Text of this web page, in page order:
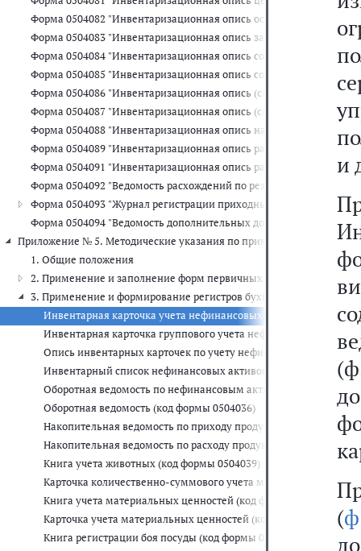
Форма 0504082 "Инвентаризационная опись остатков на счетах
Форма 0504083 "Инвентаризационная опись задолженности по
Форма 0504084 "Инвентаризационная опись состояния
Форма 0504085 "Инвентаризационная опись состояния
Форма 0504086 "Инвентаризационная опись (сличительная
Форма 0504087 "Инвентаризационная опись (сличительная
Форма 0504088 "Инвентаризационная опись наличных денежных
Форма 0504089 "Инвентаризационная опись расчетов с
Форма 0504091 "Инвентаризационная опись расчетов по
Форма 0504092 "Ведомость расхождений по результатам
Форма 0504093 "Журнал регистрации приходных и расходных
Форма 0504094 "Ведомость дополнительных доходов
Приложение № 5. Методические указания по применению форм
1. Общие положения
2. Применение и заполнение форм первичных учетных
3. Применение и формирование регистров бухгалтерского учета
Инвентарная карточка учета нефинансовых активов (код
Инвентарная карточка группового учета нефинансовых
Опись инвентарных карточек по учету нефинансовых активов
Инвентарный список нефинансовых активов (код формы
Оборотная ведомость по нефинансовым активам (код формы
Оборотная ведомость (код формы 0504036)
Накопительная ведомость по приходу продуктов питания (код
Накопительная ведомость по расходу продуктов питания (код
Книга учета животных (код формы 0504039)
Карточка количественно-суммового учета материальных
Книга учета материальных ценностей (код формы 0504042)
Карточка учета материальных ценностей (код формы 0504043)
Книга регистрации боя посуды (код формы 0504044)
и
(